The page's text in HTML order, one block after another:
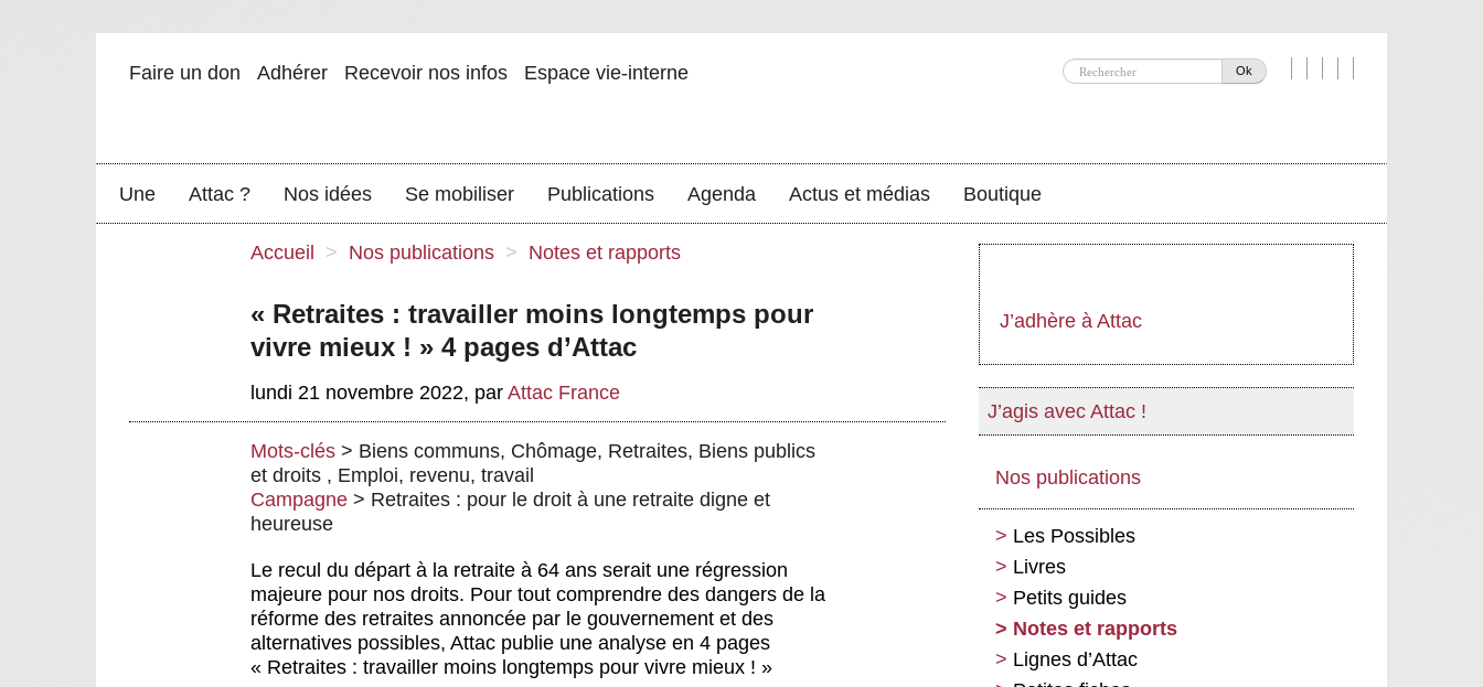
Ok
Faire un don Adhérer Recevoir nos infos Espace vie-interne
Une Attac ? Nos idées Se mobiliser Publications Agenda Actus et médias Boutique
Accueil > Nos publications > Notes et rapports
« Retraites : travailler moins longtemps pour
vivre mieux ! » 4 pages d’Attac
lundi 21 novembre 2022, par Attac France
Mots-clés > Biens communs, Chômage, Retraites, Biens publics
et droits , Emploi, revenu, travail
Campagne > Retraites : pour le droit à une retraite digne et
heureuse
Le recul du départ à la retraite à 64 ans serait une régression
majeure pour nos droits. Pour tout comprendre des dangers de la
réforme des retraites annoncée par le gouvernement et des
alternatives possibles, Attac publie une analyse en 4 pages
« Retraites : travailler moins longtemps pour vivre mieux ! »
J’adhère à Attac
J’agis avec Attac !
Nos publications
Les Possibles
Livres
Petits guides
Notes et rapports
Lignes d’Attac